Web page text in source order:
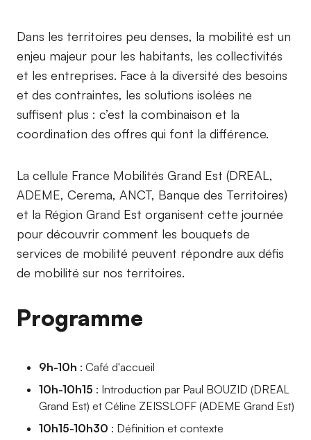
Dans les territoires peu denses, la mobilité est un
enjeu majeur pour les habitants, les collectivités
et les entreprises. Face à la diversité des besoins
et des contraintes, les solutions isolées ne
suffisent plus : c’est la combinaison et la
coordination des offres qui font la différence.
La cellule France Mobilités Grand Est (DREAL,
ADEME, Cerema, ANCT, Banque des Territoires)
et la Région Grand Est organisent cette journée
pour découvrir comment les bouquets de
services de mobilité peuvent répondre aux défis
de mobilité sur nos territoires.
Programme
9h-10h : Café d'accueil
10h-10h15 : Introduction par Paul BOUZID (DREAL
Grand Est) et Céline ZEISSLOFF (ADEME Grand Est)
10h15-10h30 : Définition et contexte